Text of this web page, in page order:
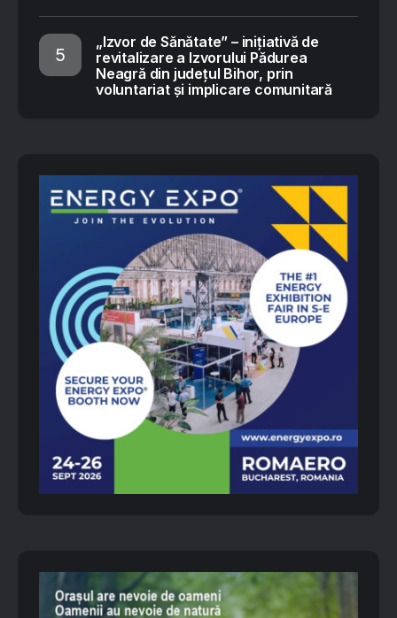
„Izvor de Sănătate” – inițiativă de
revitalizare a Izvorului Pădurea
Neagră din județul Bihor, prin
voluntariat și implicare comunitară